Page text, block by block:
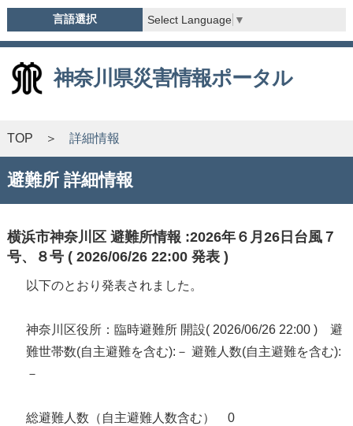
言語選択 Select Language ▼
神奈川県災害情報ポータル
TOP 詳細情報
避難所 詳細情報
横浜市神奈川区 避難所情報 :2026年６月26日台風７
号、８号 ( 2026/06/26 22:00 発表 )
以下のとおり発表されました。
神奈川区役所：臨時避難所 開設( 2026/06/26 22:00 ) 避
難世帯数(自主避難を含む):－ 避難人数(自主避難を含む):
－
総避難人数（自主避難人数含む） 0